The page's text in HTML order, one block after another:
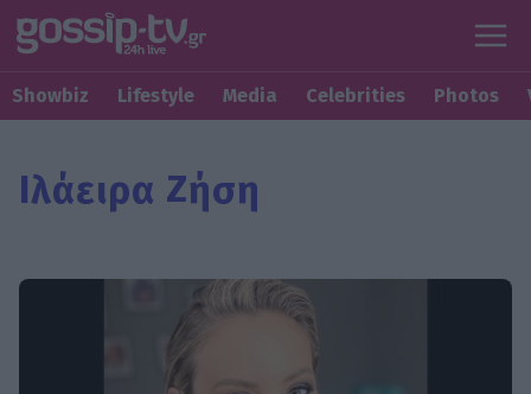
Showbiz Lifestyle Media Celebrities Photos
Ιλάειρα Ζήση